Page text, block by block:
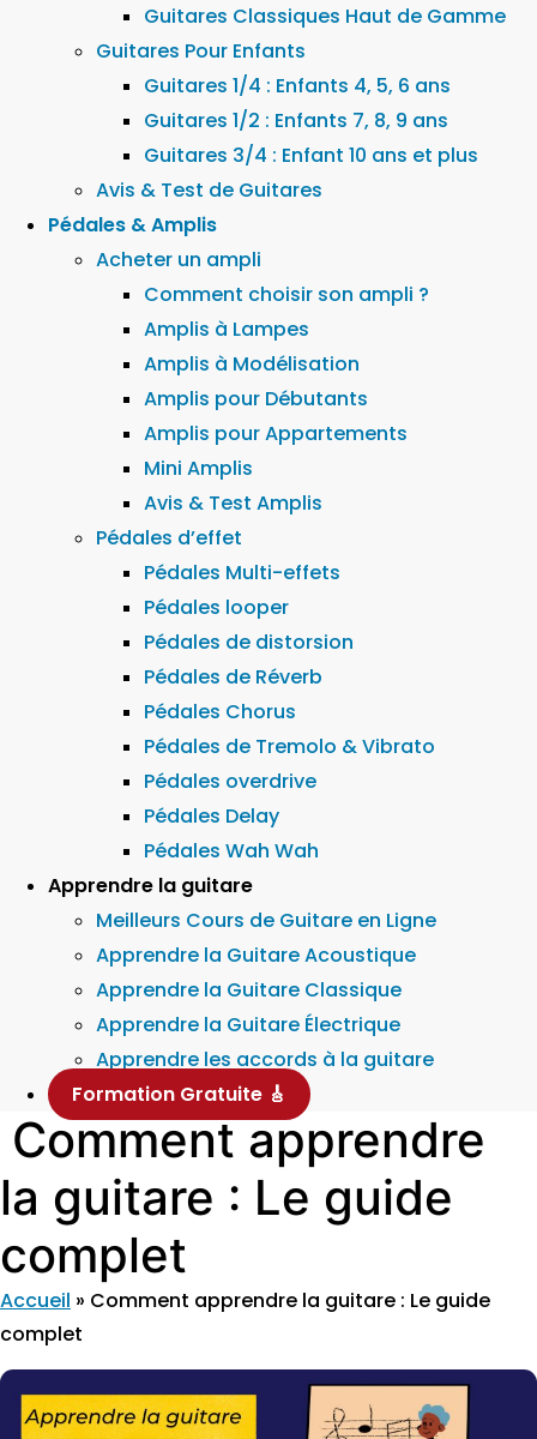
Guitares Classiques Haut de Gamme
Guitares Pour Enfants
Guitares 1/4 : Enfants 4, 5, 6 ans
Guitares 1/2 : Enfants 7, 8, 9 ans
Guitares 3/4 : Enfant 10 ans et plus
Avis & Test de Guitares
Pédales & Amplis
Acheter un ampli
Comment choisir son ampli ?
Amplis à Lampes
Amplis à Modélisation
Amplis pour Débutants
Amplis pour Appartements
Mini Amplis
Avis & Test Amplis
Pédales d’effet
Pédales Multi-effets
Pédales looper
Pédales de distorsion
Pédales de Réverb
Pédales Chorus
Pédales de Tremolo & Vibrato
Pédales overdrive
Pédales Delay
Pédales Wah Wah
Apprendre la guitare
Meilleurs Cours de Guitare en Ligne
Apprendre la Guitare Acoustique
Apprendre la Guitare Classique
Apprendre la Guitare Électrique
Apprendre les accords à la guitare
Formation Gratuite 🎸
Comment apprendre
la guitare : Le guide
complet
Accueil » Comment apprendre la guitare : Le guide
complet